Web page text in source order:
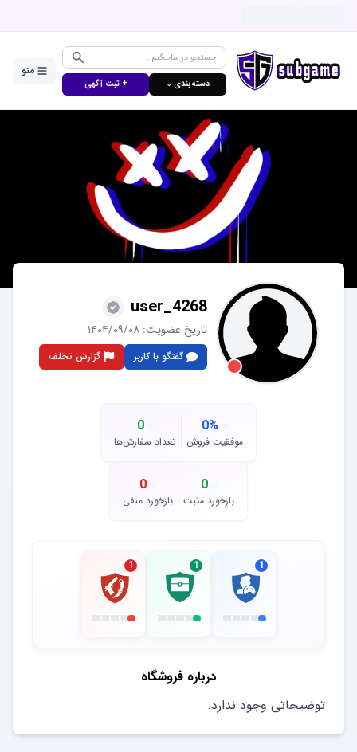
دسته‌بندی ⌵ + ثبت آگهی
منو
user_4268
تاریخ عضویت:۱۴۰۴/۰۹/۰۸
گفتگو با کاربر گزارش تخلف
0%
موفقیت فروش
0
تعداد سفارش‌ها
0
بازخورد مثبت
0
بازخورد منفی
1
1
1
درباره فروشگاه
توضیحاتی وجود ندارد.